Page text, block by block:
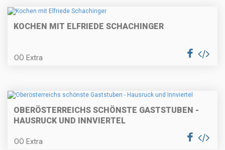
KOCHEN MIT ELFRIEDE SCHACHINGER
OÖ Extra
OBERÖSTERREICHS SCHÖNSTE GASTSTUBEN -
HAUSRUCK UND INNVIERTEL
OÖ Extra